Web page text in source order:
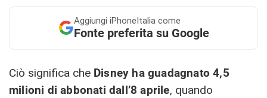
Aggiungi iPhoneItalia come
Fonte preferita su Google
Ciò significa che Disney ha guadagnato 4,5
milioni di abbonati dall’8 aprile, quando